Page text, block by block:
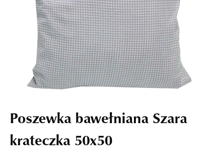
Poszewka bawełniana Szara
krateczka 50x50